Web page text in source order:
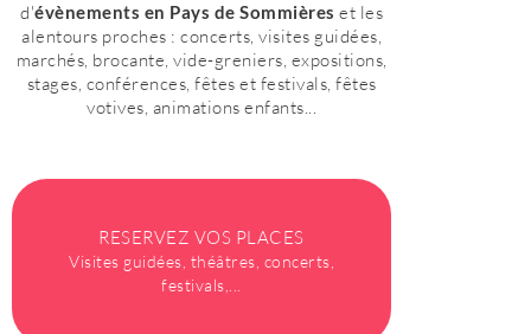
d'évènements en Pays de Sommières et les
alentours proches : concerts, visites guidées,
marchés, brocante, vide-greniers, expositions,
stages, conférences, fêtes et festivals, fêtes
votives, animations enfants...
RESERVEZ VOS PLACES
Visites guidées, théâtres, concerts,
festivals,...